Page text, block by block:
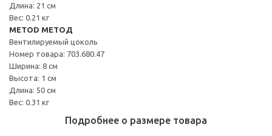
Длина: 21 см
Вес: 0.21 кг
METOD МЕТОД
Вентилируемый цоколь
Номер товара: 703.680.47
Ширина: 8 см
Высота: 1 см
Длина: 50 см
Вес: 0.31 кг
Подробнее о размере товара